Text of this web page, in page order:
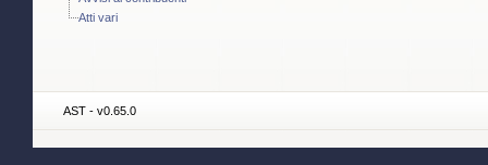
Atti vari
AST - v0.65.0